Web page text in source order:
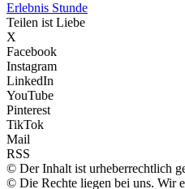
Erlebnis Stunde
Teilen ist Liebe
X
Facebook
Instagram
LinkedIn
YouTube
Pinterest
TikTok
Mail
RSS
© Der Inhalt ist urheberrechtlich
© Die Rechte liegen bei uns. Wir